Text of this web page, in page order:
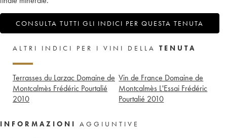
CONSULTA TUTTI GLI INDICI PER QUESTA TENUTA
ALTRI INDICI PER I VINI DELLA TENUTA
Terrasses du Larzac Domaine de
Montcalmès Frédéric Pourtalié
2010
Vin de France Domaine de
Montcalmès L'Essai Frédéric
Pourtalié 2010
INFORMAZIONI AGGIUNTIVE